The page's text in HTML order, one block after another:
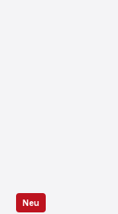
Neu